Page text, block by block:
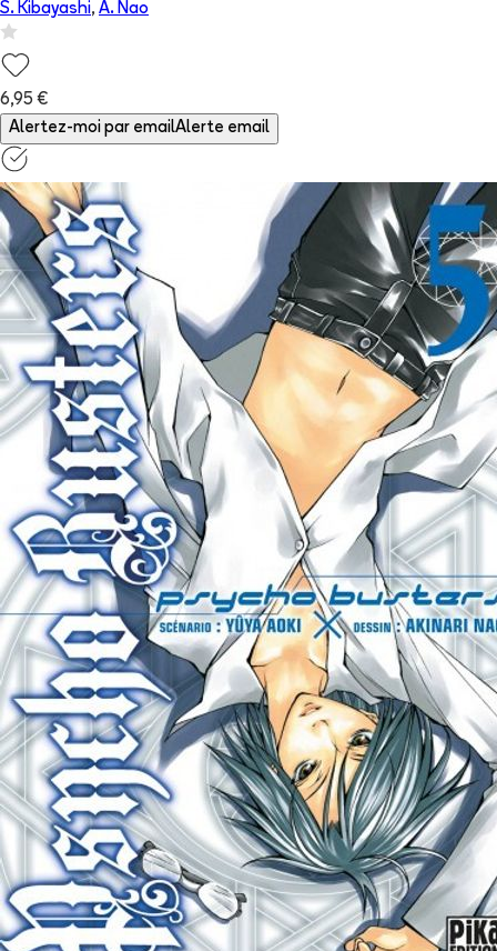
S. Kibayashi, A. Nao
6,95 €
Alertez-moi par emailAlerte email